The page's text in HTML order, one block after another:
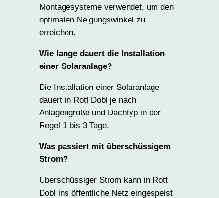
Montagesysteme verwendet, um den
optimalen Neigungswinkel zu
erreichen.
Wie lange dauert die Installation
einer Solaranlage?
Die Installation einer Solaranlage
dauert in Rott Dobl je nach
Anlagengröße und Dachtyp in der
Regel 1 bis 3 Tage.
Was passiert mit überschüssigem
Strom?
Überschüssiger Strom kann in Rott
Dobl ins öffentliche Netz eingespeist